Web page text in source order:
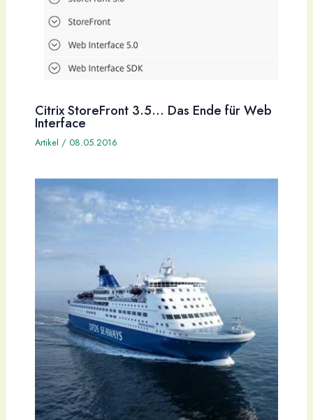
Citrix StoreFront 3.5… Das Ende für Web
Interface
Artikel / 08.05.2016